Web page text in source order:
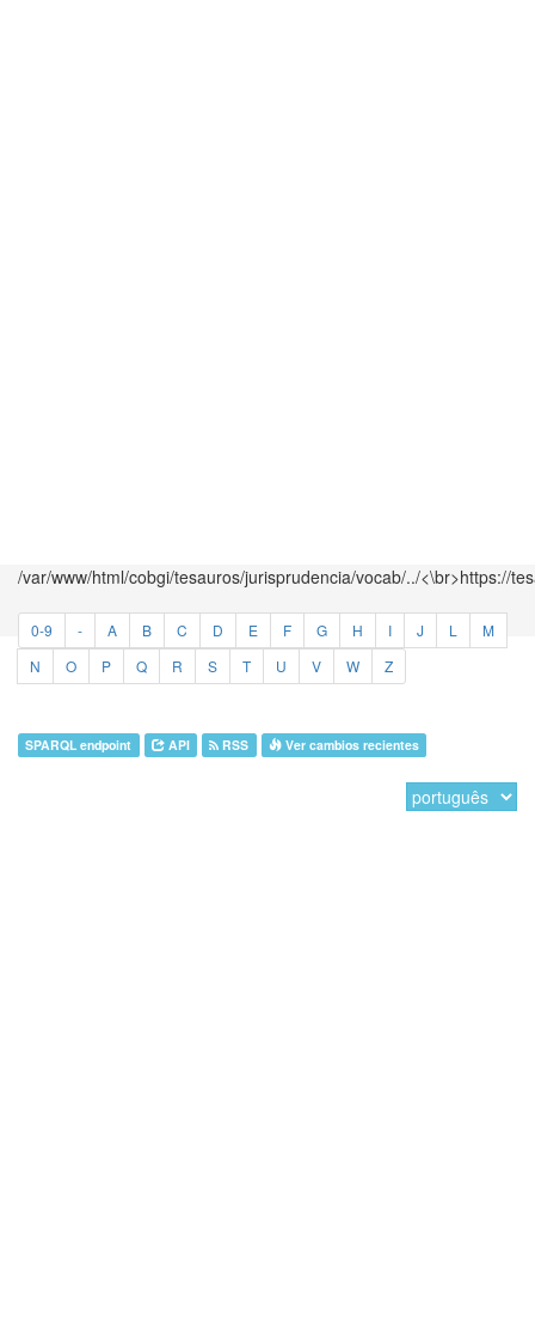
/var/www/html/cobgi/tesauros/jurisprudencia/vocab/../<\br>https://
0-9 - A B C D E F G H I J L
M
N
O P Q R S T U V W Z
SPARQL endpoint API RSS Ver cambios recientes